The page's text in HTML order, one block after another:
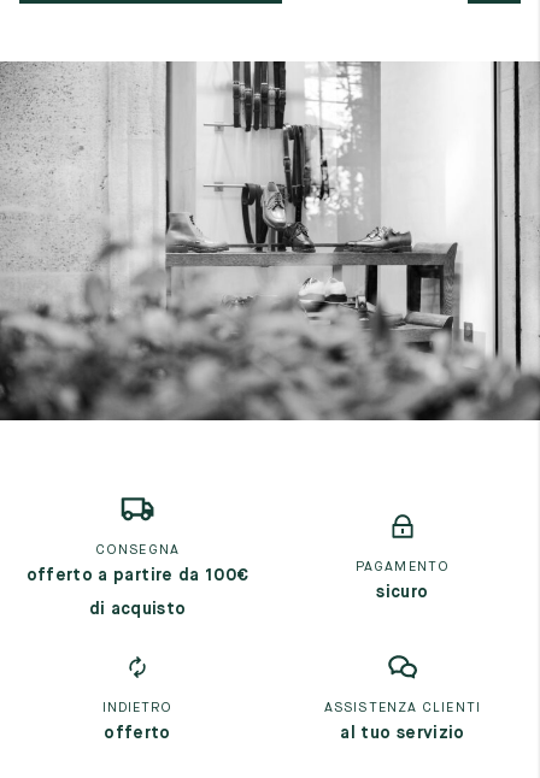
CONSEGNA
offerto a partire da 100€
di acquisto
PAGAMENTO
sicuro
INDIETRO
offerto
ASSISTENZA CLIENTI
al tuo servizio